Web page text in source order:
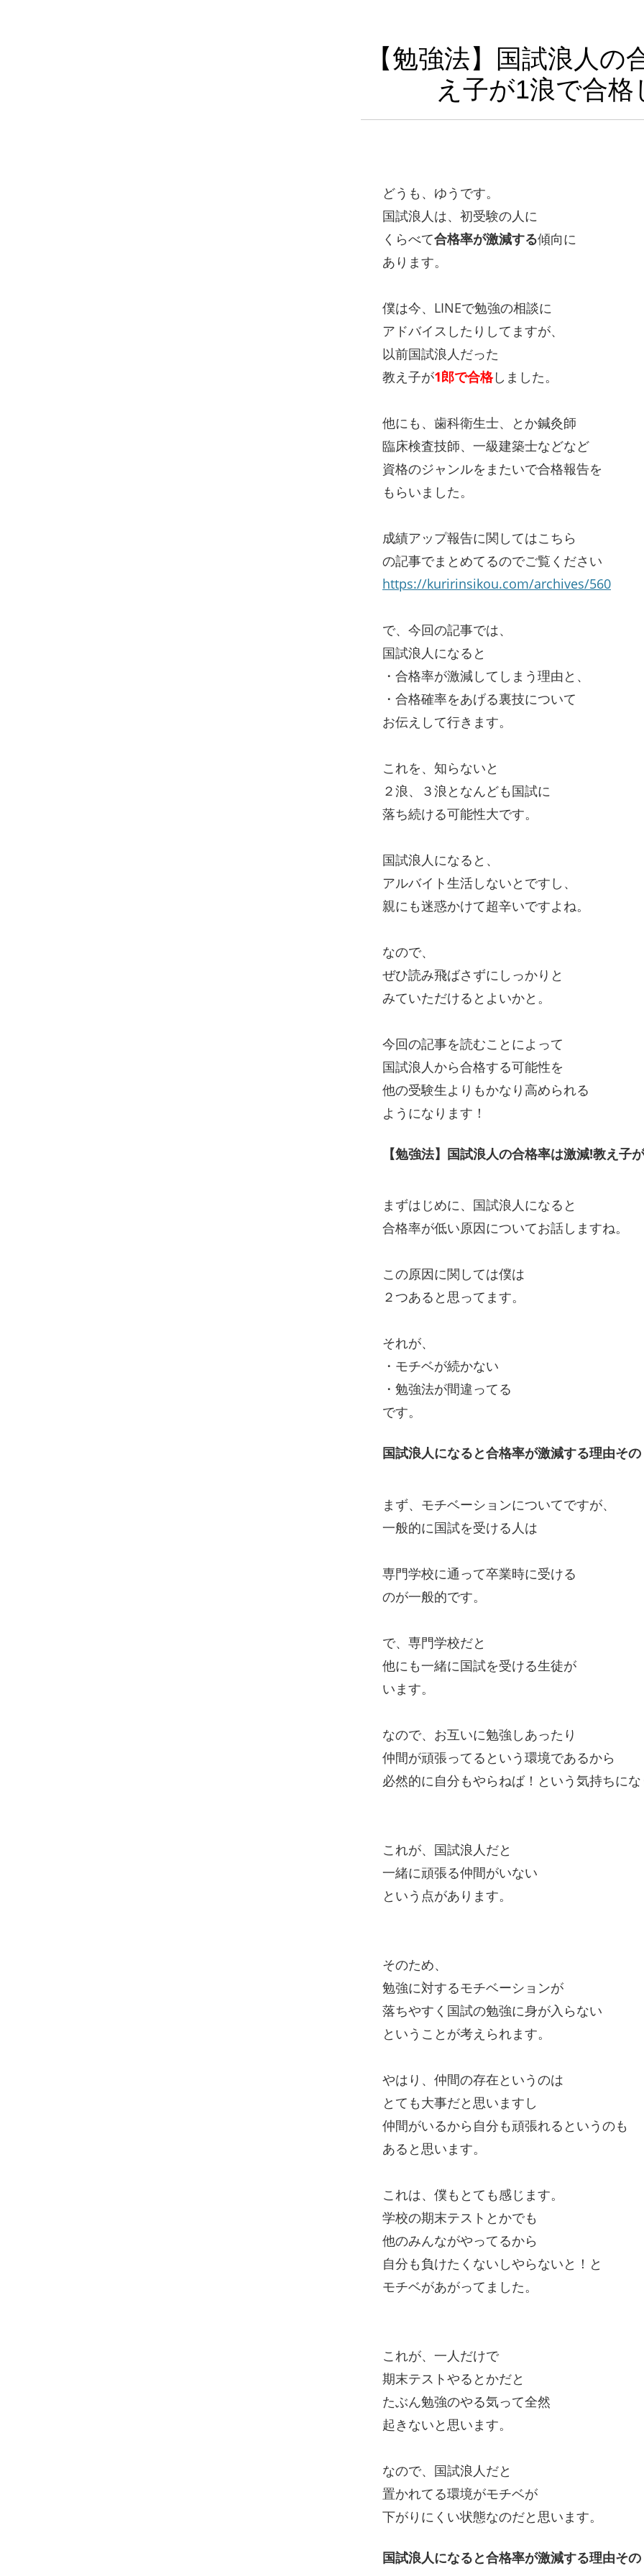
【勉強法】国試浪人の
え子が1浪で合格
どうも、ゆうです。
国試浪人は、初受験の人に
くらべて合格率が激減する傾向に
あります。
僕は今、LINEで勉強の相談に
アドバイスしたりしてますが、
以前国試浪人だった
教え子が1郎で合格しました。
他にも、歯科衛生士、とか鍼灸師
臨床検査技師、一級建築士などなど
資格のジャンルをまたいで合格報告を
もらいました。
成績アップ報告に関してはこちら
の記事でまとめてるのでご覧ください
https://kuririnsikou.com/archives/560
で、今回の記事では、
国試浪人になると
・合格率が激減してしまう理由と、
・合格確率をあげる裏技について
お伝えして行きます。
これを、知らないと
２浪、３浪となんども国試に
落ち続ける可能性大です。
国試浪人になると、
アルバイト生活しないとですし、
親にも迷惑かけて超辛いですよね。
なので、
ぜひ読み飛ばさずにしっかりと
みていただけるとよいかと。
今回の記事を読むことによって
国試浪人から合格する可能性を
他の受験生よりもかなり高められる
ようになります！
【勉強法】国試浪人の合格率は激減!教え子
まずはじめに、国試浪人になると
合格率が低い原因についてお話しますね。
この原因に関しては僕は
２つあると思ってます。
それが、
・モチベが続かない
・勉強法が間違ってる
です。
国試浪人になると合格率が激減する理由そ
まず、モチベーションについてですが、
一般的に国試を受ける人は
専門学校に通って卒業時に受ける
のが一般的です。
で、専門学校だと
他にも一緒に国試を受ける生徒が
います。
なので、お互いに勉強しあったり
仲間が頑張ってるという環境であるから
必然的に自分もやらねば！という気持ちに
これが、国試浪人だと
一緒に頑張る仲間がいない
という点があります。
そのため、
勉強に対するモチベーションが
落ちやすく国試の勉強に身が入らない
ということが考えられます。
やはり、仲間の存在というのは
とても大事だと思いますし
仲間がいるから自分も頑張れるというのも
あると思います。
これは、僕もとても感じます。
学校の期末テストとかでも
他のみんながやってるから
自分も負けたくないしやらないと！と
モチベがあがってました。
これが、一人だけで
期末テストやるとかだと
たぶん勉強のやる気って全然
起きないと思います。
なので、国試浪人だと
置かれてる環境がモチベが
下がりにくい状態なのだと思います。
国試浪人になると合格率が激減する理由そ